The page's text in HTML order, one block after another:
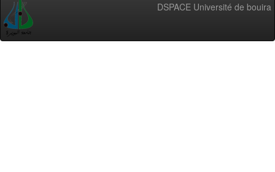
DSPACE Université de bouira